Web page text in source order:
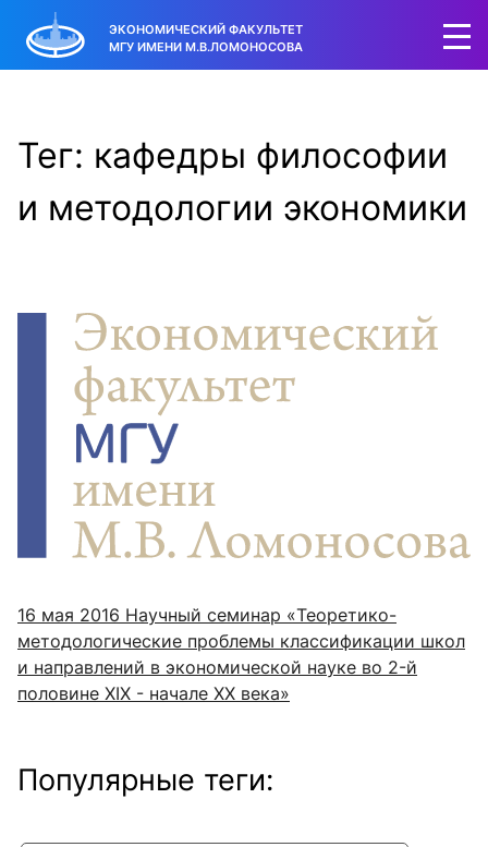
ЭКОНОМИЧЕСКИЙ ФАКУЛЬТЕТ
МГУ ИМЕНИ М.В.ЛОМОНОСОВА
Тег: кафедры философии
и методологии экономики
16 мая 2016 Научный семинар «Теоретико-
методологические проблемы классификации школ
и направлений в экономической науке во 2-й
половине XIX - начале XX века»
Популярные теги: